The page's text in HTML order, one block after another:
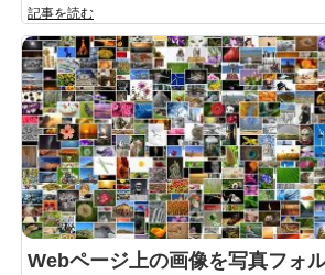
記事を読む
Webページ上の画像を写真フォ